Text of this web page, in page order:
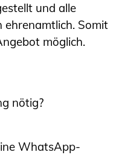
und alle
ehrenamtlich. Somit
möglich.
nötig?
WhatsApp-